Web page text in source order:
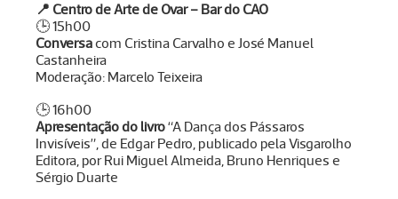
📍 Centro de Arte de Ovar – Bar do CAO
🕒 15h00
Conversacom Cristina Carvalho e José Manuel
Castanheira
Moderação: Marcelo Teixeira
🕒 16h00
Apresentação do livro“A Dança dos Pássaros
Invisíveis”, de Edgar Pedro, publicado pela Visgarolho
Editora, por Rui Miguel Almeida, Bruno Henriques e
Sérgio Duarte